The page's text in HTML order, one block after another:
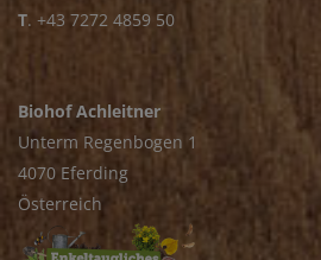
T. +43 7272 4859 50
Biohof Achleitner
Unterm Regenbogen 1
4070 Eferding
Österreich